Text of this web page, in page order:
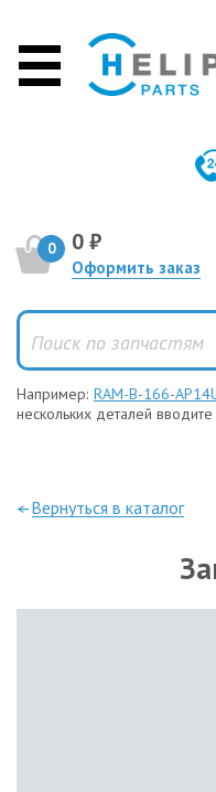
0 0 ₽
Оформить заказ
Например: RAM-B-166-
нескольких деталей
—Вернуться в каталог